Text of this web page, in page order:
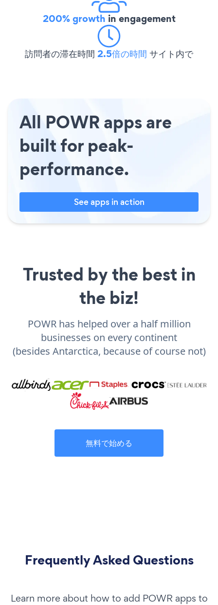
200% growth in engagement
訪問者の滞在時間 2.5倍の時間 サイト内で
All POWR apps are
built for peak-
performance.
See apps in action
Trusted by the best in
the biz!
POWR has helped over a half million
businesses on every continent
(besides Antarctica, because of course not)
無料で始める
Frequently Asked Questions
Learn more about how to add POWR apps to